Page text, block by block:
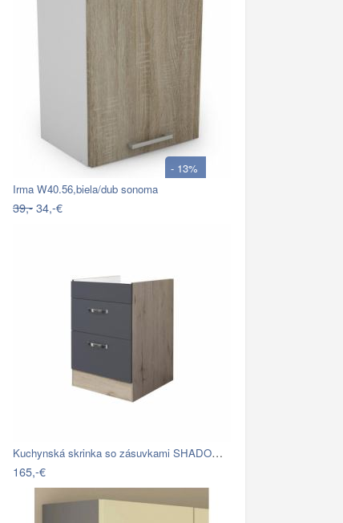
- 13%
Irma W40.56,biela/dub sonoma
39,-34,-€
Kuchynská skrinka so zásuvkami SHADOW…
165,-€